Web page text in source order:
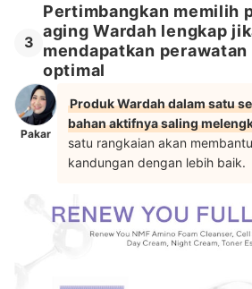
3
Pertimbangkan memilih
aging Wardah lengkap
mendapatkan
optimal
Pakar
Produk Wardah dalam satu
bahan aktifnya saling
satu rangkaian akan
kandungan dengan lebih baik.